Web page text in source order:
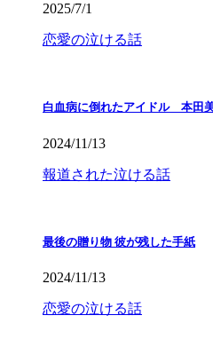
2025/7/1
恋愛の泣ける話
白血病に倒れたアイドル 本田
2024/11/13
報道された泣ける話
最後の贈り物 彼が残した手紙
2024/11/13
恋愛の泣ける話